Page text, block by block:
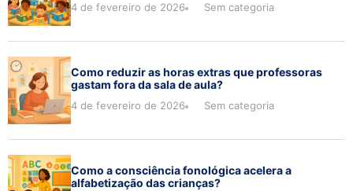
4 de fevereiro de 2026 Sem categoria
Como reduzir as horas extras que professoras
gastam fora da sala de aula?
4 de fevereiro de 2026 Sem categoria
Como a consciência fonológica acelera a
alfabetização das crianças?